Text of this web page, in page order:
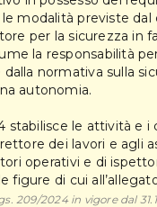
modalità previste dal
per la sicurezza in
la responsabilità
normativa sulla
autonomia.
stabilisce le attività e i
dei lavori e agli
operativi e di
figure di cui
209/2024 in vigore dal